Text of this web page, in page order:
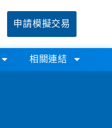
申請模擬交易
相關連結